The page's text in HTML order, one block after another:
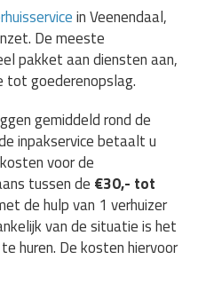
in Veenendaal,
De meeste
pakket aan diensten aan,
tot goederenopslag.
gemiddeld rond de
inpakservice betaalt u
voor de
tussen de €30,- tot
de hulp van 1 verhuizer
van de situatie is het
huren. De kosten hiervoor